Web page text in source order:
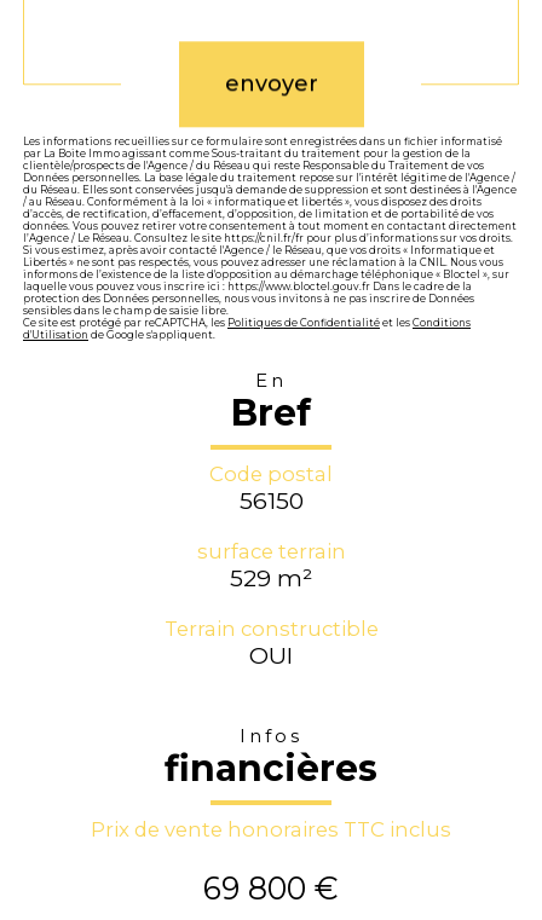
envoyer
Les informations recueillies sur ce formulaire sont enregistrées dans un fichier informatisé
par La Boite Immo agissant comme Sous-traitant du traitement pour la gestion de la
clientèle/prospects de l'Agence / du Réseau qui reste Responsable du Traitement de vos
Données personnelles. La base légale du traitement repose sur l'intérêt légitime de l'Agence /
du Réseau. Elles sont conservées jusqu'à demande de suppression et sont destinées à l'Agence
/ au Réseau. Conformément à la loi « informatique et libertés », vous disposez des droits
d’accès, de rectification, d’effacement, d’opposition, de limitation et de portabilité de vos
données. Vous pouvez retirer votre consentement à tout moment en contactant directement
l’Agence / Le Réseau. Consultez le site https://cnil.fr/fr pour plus d’informations sur vos droits.
Si vous estimez, après avoir contacté l'Agence / le Réseau, que vos droits « Informatique et
Libertés » ne sont pas respectés, vous pouvez adresser une réclamation à la CNIL. Nous vous
informons de l’existence de la liste d'opposition au démarchage téléphonique « Bloctel », sur
laquelle vous pouvez vous inscrire ici : https://www.bloctel.gouv.fr Dans le cadre de la
protection des Données personnelles, nous vous invitons à ne pas inscrire de Données
sensibles dans le champ de saisie libre.
Ce site est protégé par reCAPTCHA, les Politiques de Confidentialité et les Conditions
d'Utilisation de Google s'appliquent.
En
Bref
Code postal
56150
surface terrain
529 m²
Terrain constructible
OUI
Infos
financières
Prix de vente honoraires TTC inclus
69 800 €